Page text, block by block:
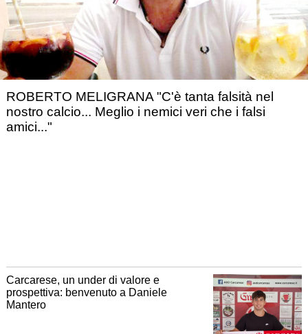
ROBERTO MELIGRANA "C'è tanta falsità nel
nostro calcio... Meglio i nemici veri che i falsi
amici..."
Carcarese, un under di valore e
prospettiva: benvenuto a Daniele
Mantero